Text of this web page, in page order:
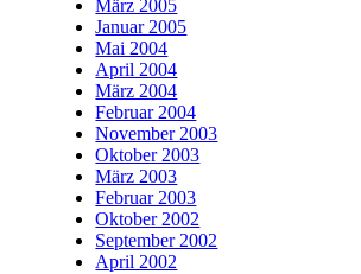
März 2005
Januar 2005
Mai 2004
April 2004
März 2004
Februar 2004
November 2003
Oktober 2003
März 2003
Februar 2003
Oktober 2002
September 2002
April 2002